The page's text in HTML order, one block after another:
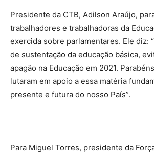
Presidente da CTB, Adilson Araújo,
trabalhadores e trabalhadoras da
exercida sobre parlamentares. Ele diz:
de sustentação da educação básica,
apagão na Educação em 2021.
lutaram em apoio a essa matéria
presente e futura do nosso País”.
Para Miguel Torres, presidente da